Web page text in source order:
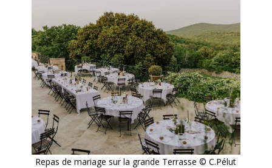
Repas de mariage sur la grande Terrasse © C.Pélut